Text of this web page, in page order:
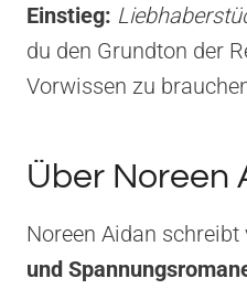
Einstieg:
du den Grundton der
Vorwissen zu
Über Noreen
Noreen Aidan
und